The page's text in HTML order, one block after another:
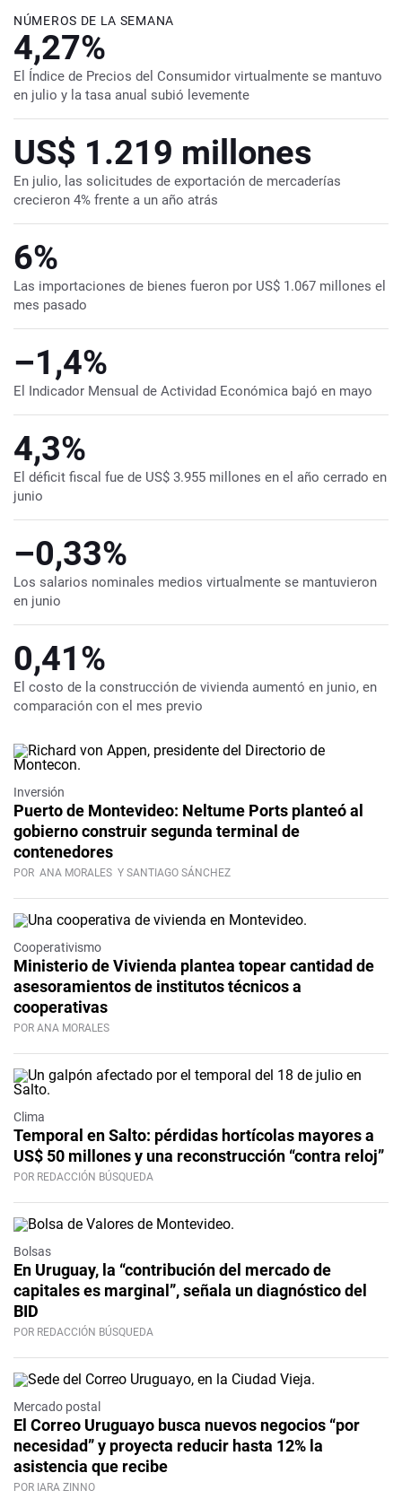
NÚMEROS DE LA SEMANA
4,27%
El Índice de Precios del Consumidor virtualmente se mantuvo
en julio y la tasa anual subió levemente
US$ 1.219 millones
En julio, las solicitudes de exportación de mercaderías
crecieron 4% frente a un año atrás
6%
Las importaciones de bienes fueron por US$ 1.067 millones el
mes pasado
–1,4%
El Indicador Mensual de Actividad Económica bajó en mayo
4,3%
El déficit fiscal fue de US$ 3.955 millones en el año cerrado en
junio
–0,33%
Los salarios nominales medios virtualmente se mantuvieron
en junio
0,41%
El costo de la construcción de vivienda aumentó en junio, en
comparación con el mes previo
Inversión
Puerto de Montevideo: Neltume Ports planteó al
gobierno construir segunda terminal de
contenedores
POR ANA MORALES Y SANTIAGO SÁNCHEZ
Cooperativismo
Ministerio de Vivienda plantea topear cantidad de
asesoramientos de institutos técnicos a
cooperativas
POR ANA MORALES
Clima
Temporal en Salto: pérdidas hortícolas mayores a
US$ 50 millones y una reconstrucción “contra reloj”
POR REDACCIÓN BÚSQUEDA
Bolsas
En Uruguay, la “contribución del mercado de
capitales es marginal”, señala un diagnóstico del
BID
POR REDACCIÓN BÚSQUEDA
Mercado postal
El Correo Uruguayo busca nuevos negocios “por
necesidad” y proyecta reducir hasta 12% la
asistencia que recibe
POR IARA ZINNO